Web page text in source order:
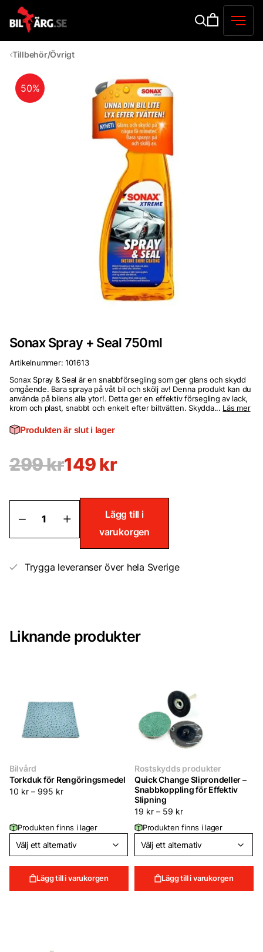
Tillbehör/Övrigt
50%
Sonax Spray + Seal 750ml
Artikelnummer: 101613
Sonax Spray & Seal är en snabbförsegling som ger glans och skydd
omgående. Bara spraya på våt bil och skölj av! Denna produkt kan du
använda på bilens alla ytor!. Detta ger en effektiv försegling av lack,
krom och plast, snabbt och enkelt efter biltvätten. Skydda... Läs mer
Produkten är slut i lager
299kr149kr
Sonax
Spray
+
mängd
Lägg till i
varukorgen
Trygga leveranser över hela Sverige
Liknande produkter
Bilvård
Torkduk för Rengöringsmedel
10 kr – 995 kr
Produkten finns i lager
Lägg till i varukorgen
Rostskydds produkter
Quick Change Sliprondeller –
Snabbkoppling för Effektiv
Slipning
19 kr – 59 kr
Produkten finns i lager
Lägg till i varukorgen